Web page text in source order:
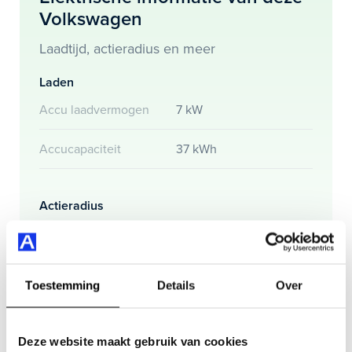
Toestemming Details Over
Deze website maakt gebruik van cookies
Volkswagen e-Up! ook bij ons financieren of leasen.
Maak snel een afspraak in de showroom of bestel hem
direct online.
Volkswagen
Laadtijd, actieradius en meer
Laden
Accu laadvermogen
7 kW
Accucapaciteit 37 kWh
Actieradius
Gemmiddeld elektrisch
verbuik
14.3 kW